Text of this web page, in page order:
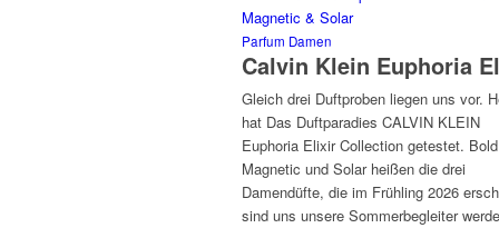
Parfum Damen
Calvin Klein Euphoria
Gleich drei Duftproben liegen uns vor.
hat Das Duftparadies CALVIN KLEIN
Euphoria Elixir Collection getestet.
Magnetic und Solar heißen die drei
Damendüfte, die im Frühling 2026
sind uns unsere Sommerbegleiter